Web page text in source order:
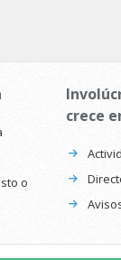
o
crece